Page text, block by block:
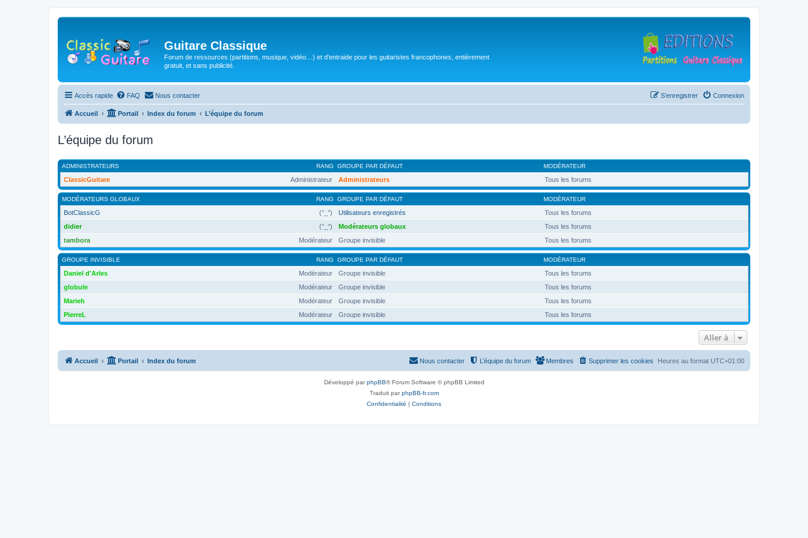
Guitare Classique
Forum de ressources (partitions, musique, vidéo…) et d'entraide pour les guitaristes francophones, entièrement
gratuit, et sans publicité.
Accès rapide FAQ Nous contacter Connexion
S’enregistrer
Accueil Portail Index du forum L’équipe du forum
L’équipe du forum
RANG
ADMINISTRATEURS GROUPE PAR DÉFAUT MODÉRATEUR
Administrateur
ClassicGuitare Administrateurs Tous les forums
RANG
MODÉRATEURS GLOBAUX GROUPE PAR DÉFAUT MODÉRATEUR
(°_°)
BotClassicG Utilisateurs enregistrés
Tous les forums
(°_°)
didier Modérateurs globaux
Tous les forums
Modérateur
tambora Groupe invisible Tous les forums
RANG
GROUPE INVISIBLE GROUPE PAR DÉFAUT MODÉRATEUR
Modérateur
Daniel d'Arles Groupe invisible
Tous les forums
Modérateur
globule Groupe invisible
Tous les forums
Modérateur
Marieh Groupe invisible
Tous les forums
Modérateur
PierreL Groupe invisible Tous les forums
Aller à
Accueil Portail Index du forum Heures au format UTC+01:00
Supprimer les cookies
Membres
L’équipe du forum
Nous contacter
Développé parphpBB® Forum Software © phpBB Limited
Traduit parphpBB-fr.com
Confidentialité | Conditions